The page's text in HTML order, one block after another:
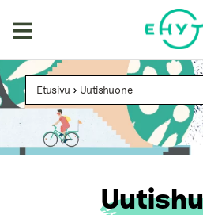
Etusivu > Uutishuone